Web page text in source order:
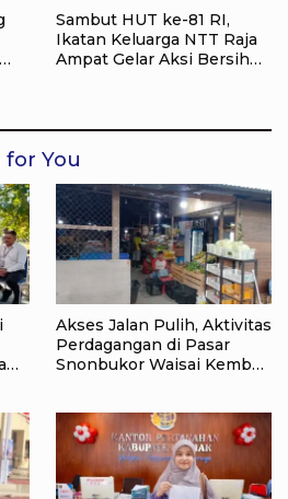
Sambut HUT ke-81 RI,
Ikatan Keluarga NTT Raja
Ampat Gelar Aksi Bersih
You
Akses Jalan Pulih, Aktivitas
Perdagangan di Pasar
Snonbukor Waisai Kembali